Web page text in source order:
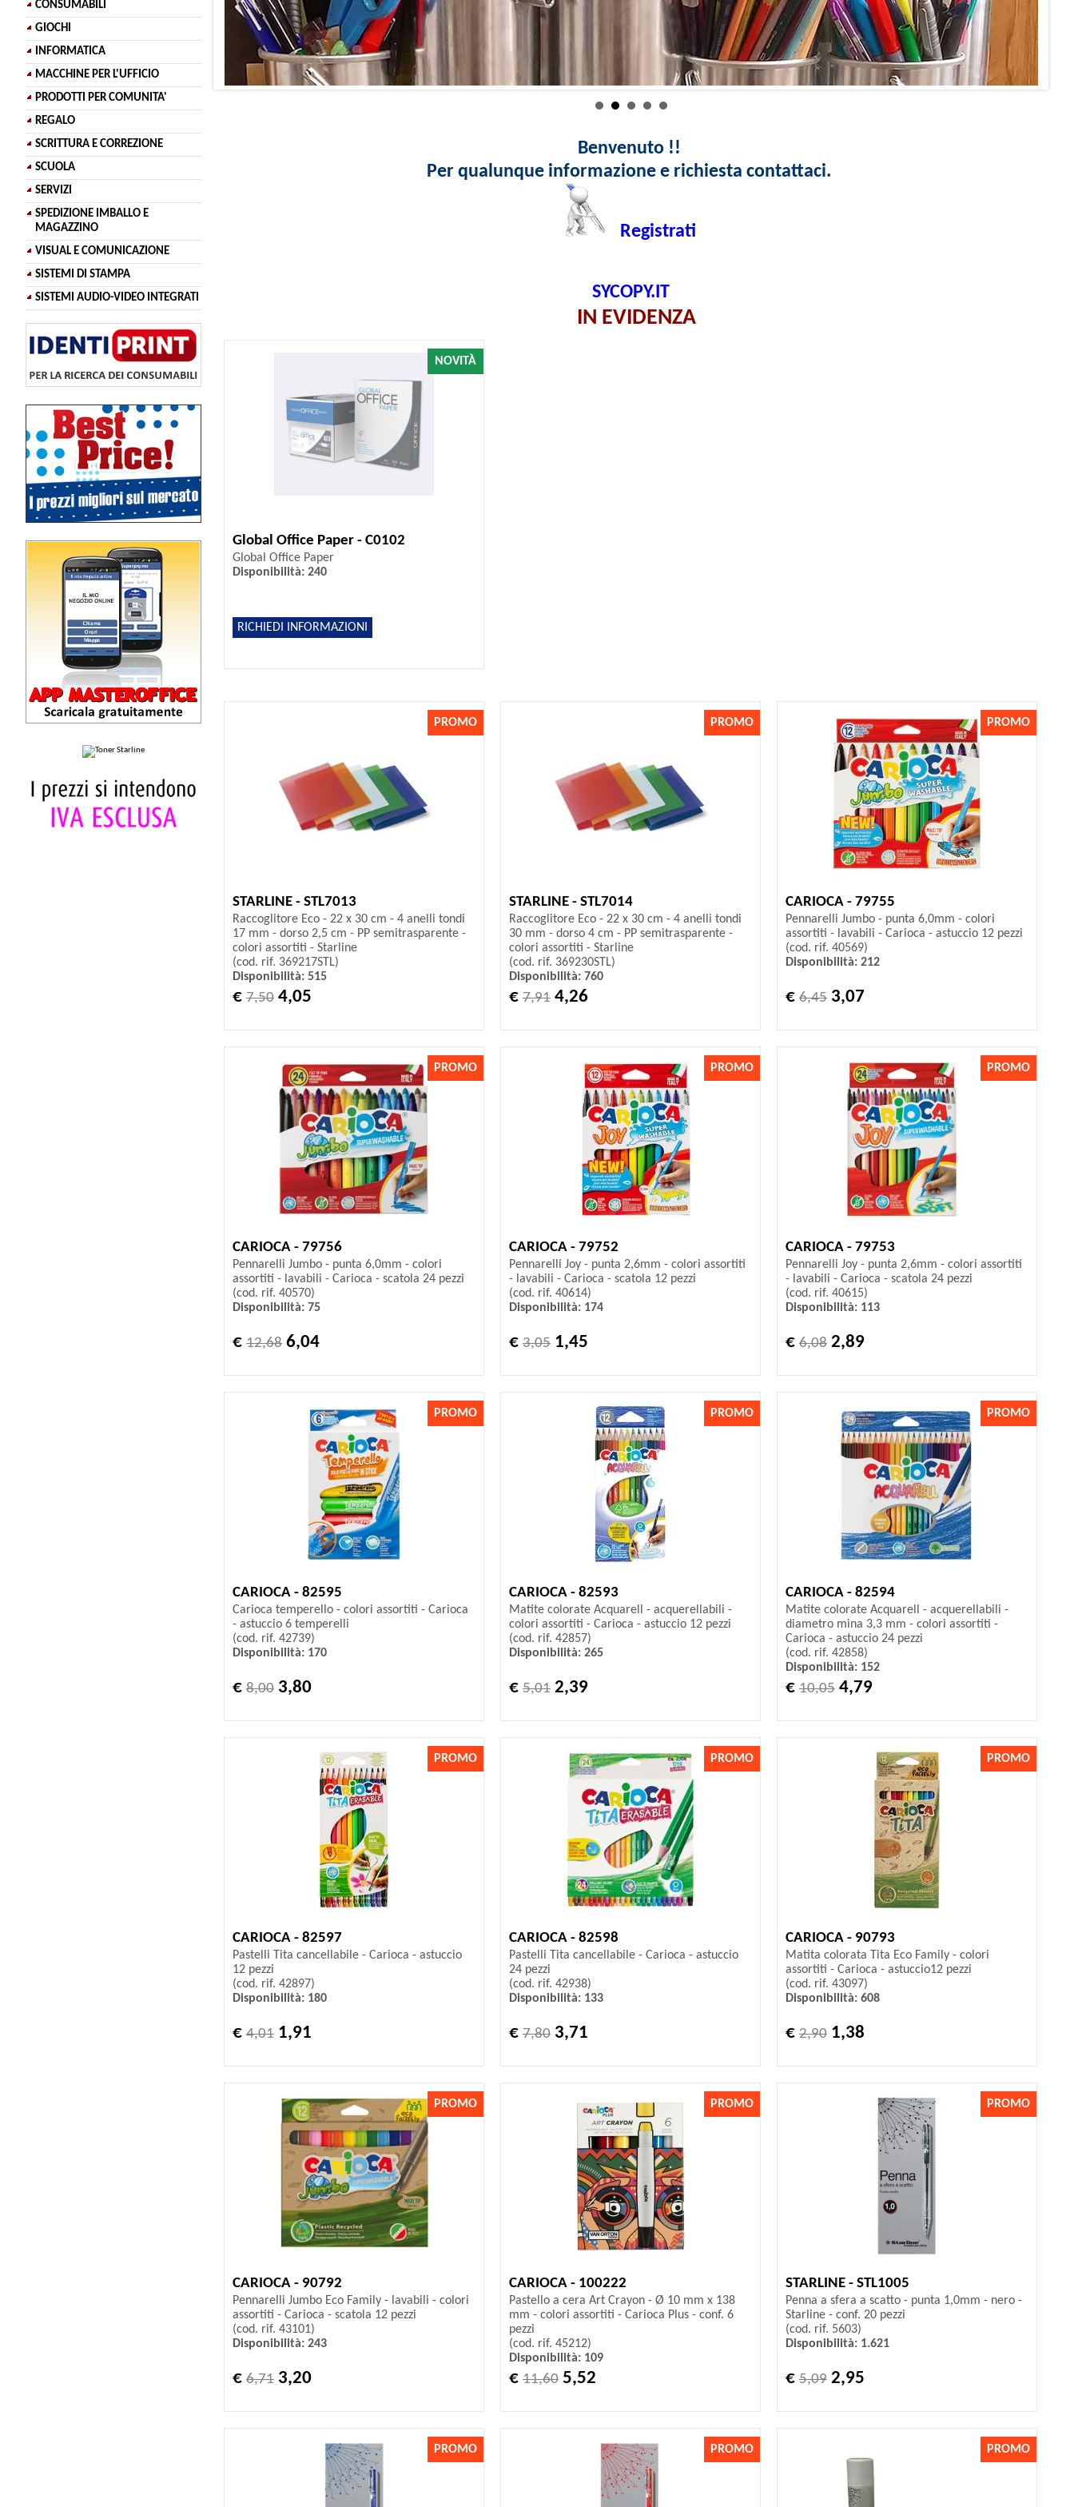
CONSUMABILI
GIOCHI
INFORMATICA
MACCHINE PER L'UFFICIO
PRODOTTI PER COMUNITA'
REGALO
SCRITTURA E CORREZIONE
SCUOLA
SERVIZI
SPEDIZIONE IMBALLO E
MAGAZZINO
VISUAL E COMUNICAZIONE
SISTEMI DI STAMPA
SISTEMI AUDIO-VIDEO INTEGRATI
Benvenuto !!
Per qualunque informazione e richiesta contattaci.
Registrati
SYCOPY.IT
IN EVIDENZA
Global Office Paper - C0102
Global Office Paper
Disponibilità: 240
NOVITÀ
RICHIEDI INFORMAZIONI
STARLINE - STL7013
Raccoglitore Eco - 22 x 30 cm - 4 anelli tondi
17 mm - dorso 2,5 cm - PP semitrasparente -
colori assortiti - Starline
(cod. rif. 369217STL)
Disponibilità: 515
€ 7,50 4,05
PROMO
STARLINE - STL7014
Raccoglitore Eco - 22 x 30 cm - 4 anelli tondi
30 mm - dorso 4 cm - PP semitrasparente -
colori assortiti - Starline
(cod. rif. 369230STL)
Disponibilità: 760
€ 7,914,26
PROMO
CARIOCA - 79755
Pennarelli Jumbo - punta 6,0mm - colori
assortiti - lavabili - Carioca - astuccio 12 pezzi
(cod. rif. 40569)
Disponibilità: 212
€ 6,453,07
PROMO
CARIOCA - 79756
Pennarelli Jumbo - punta 6,0mm - colori
assortiti - lavabili - Carioca - scatola 24 pezzi
(cod. rif. 40570)
Disponibilità: 75
€ 12,68 6,04
PROMO
CARIOCA - 79752
Pennarelli Joy - punta 2,6mm - colori assortiti
- lavabili - Carioca - scatola 12 pezzi
(cod. rif. 40614)
Disponibilità: 174
€ 3,051,45
PROMO
CARIOCA - 79753
Pennarelli Joy - punta 2,6mm - colori assortiti
- lavabili - Carioca - scatola 24 pezzi
(cod. rif. 40615)
Disponibilità: 113
€ 6,082,89
PROMO
CARIOCA - 82595
Carioca temperello - colori assortiti - Carioca
- astuccio 6 temperelli
(cod. rif. 42739)
Disponibilità: 170
€ 8,00 3,80
PROMO
CARIOCA - 82593
Matite colorate Acquarell - acquerellabili -
colori assortiti - Carioca - astuccio 12 pezzi
(cod. rif. 42857)
Disponibilità: 265
€ 5,012,39
PROMO
CARIOCA - 82594
Matite colorate Acquarell - acquerellabili -
diametro mina 3,3 mm - colori assortiti -
Carioca - astuccio 24 pezzi
(cod. rif. 42858)
Disponibilità: 152
€ 10,054,79
PROMO
CARIOCA - 82597
Pastelli Tita cancellabile - Carioca - astuccio
12 pezzi
(cod. rif. 42897)
Disponibilità: 180
€ 4,01 1,91
PROMO
CARIOCA - 82598
Pastelli Tita cancellabile - Carioca - astuccio
24 pezzi
(cod. rif. 42938)
Disponibilità: 133
€ 7,803,71
PROMO
CARIOCA - 90793
Matita colorata Tita Eco Family - colori
assortiti - Carioca - astuccio12 pezzi
(cod. rif. 43097)
Disponibilità: 608
€ 2,901,38
PROMO
CARIOCA - 90792
Pennarelli Jumbo Eco Family - lavabili - colori
assortiti - Carioca - scatola 12 pezzi
(cod. rif. 43101)
Disponibilità: 243
€ 6,71 3,20
PROMO
CARIOCA - 100222
Pastello a cera Art Crayon - Ø 10 mm x 138
mm - colori assortiti - Carioca Plus - conf. 6
pezzi
(cod. rif. 45212)
Disponibilità: 109
€ 11,605,52
PROMO
STARLINE - STL1005
Penna a sfera a scatto - punta 1,0mm - nero -
Starline - conf. 20 pezzi
(cod. rif. 5603)
Disponibilità: 1.621
€ 5,092,95
PROMO
PROMO PROMO PROMO